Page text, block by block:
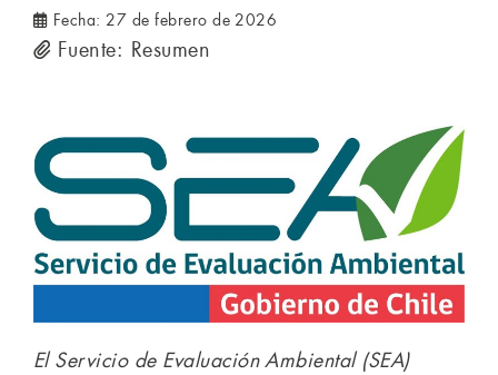
Fecha: 27 de febrero de 2026
Fuente: Resumen
El Servicio de Evaluación Ambiental (SEA)